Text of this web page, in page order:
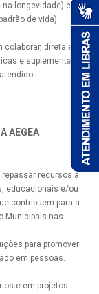
longevidade) e a
de vida).
direta e
e suplementares
AEGEA
recursos a
educacionais e/ou
contribuem para a
Municipais nas
para promover
em pessoas.
e em projetos